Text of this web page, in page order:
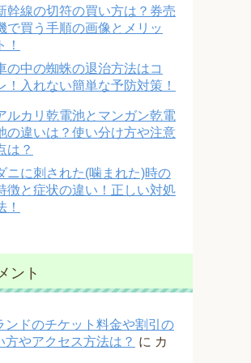
幹線の切符の買い方は？券売
で買う手順の画像とメリッ
ト！
の中の蜘蛛の退治方法はコ
！入れない簡単な予防対策！
ルカリ乾電池とマンガン乾電
の違いは？使い分け方や注意
は？
ニに刺された(噛まれた)時の
徴と症状の違い！正しい対処
！
ント
ンドのチケット料金や割引の
方やアクセス方法は？ に カ